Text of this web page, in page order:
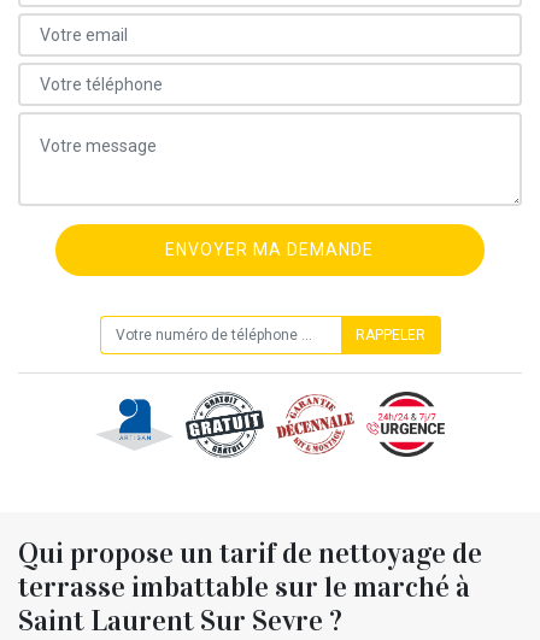
Qui propose un tarif de nettoyage de
terrasse imbattable sur le marché à
Saint Laurent Sur Sevre ?